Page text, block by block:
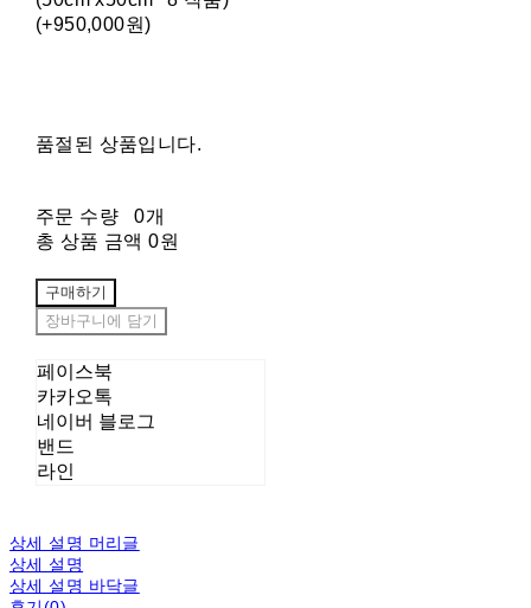
(+950,000원)
품절된 상품입니다.
주문 수량
0개
총 상품 금액 0원
구매하기
장바구니에 담기
페이스북
카카오톡
네이버 블로그
밴드
라인
상세 설명 머리글
상세 설명
상세 설명 바닥글